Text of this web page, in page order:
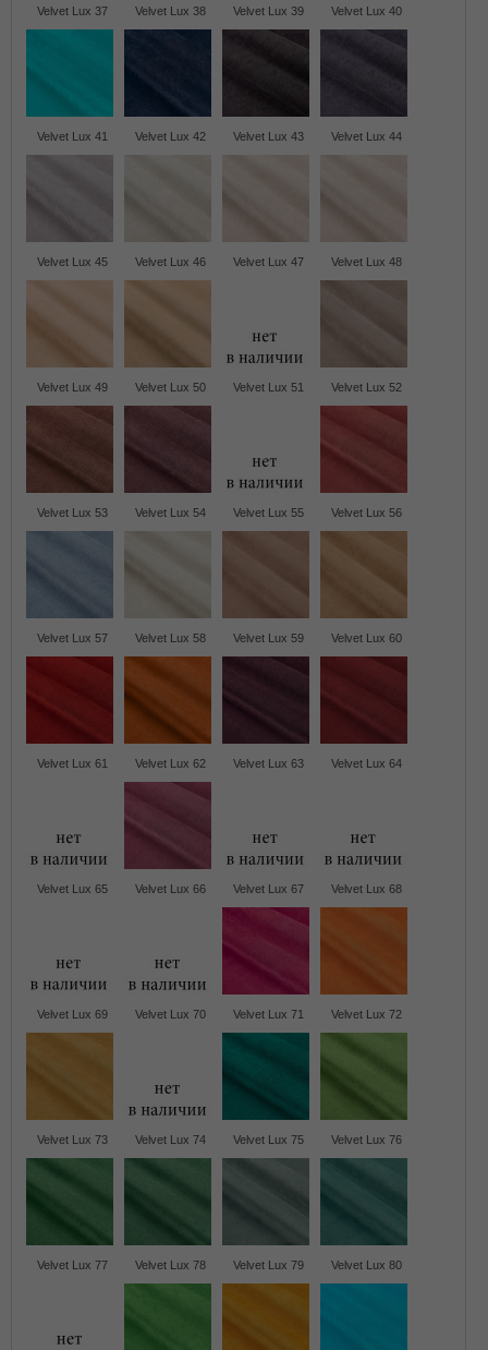
Velvet Lux 37 Velvet Lux 38 Velvet Lux 39 Velvet Lux 40
Velvet Lux 41 Velvet Lux 42 Velvet Lux 43 Velvet Lux 44
Velvet Lux 45 Velvet Lux 46 Velvet Lux 47 Velvet Lux 48
Velvet Lux 49 Velvet Lux 50 Velvet Lux 51 Velvet Lux 52
Velvet Lux 53 Velvet Lux 54 Velvet Lux 55 Velvet Lux 56
Velvet Lux 57 Velvet Lux 58 Velvet Lux 59 Velvet Lux 60
Velvet Lux 61 Velvet Lux 62 Velvet Lux 63 Velvet Lux 64
Velvet Lux 65 Velvet Lux 66 Velvet Lux 67 Velvet Lux 68
Velvet Lux 69 Velvet Lux 70 Velvet Lux 71 Velvet Lux 72
Velvet Lux 73 Velvet Lux 74 Velvet Lux 75 Velvet Lux 76
Velvet Lux 77 Velvet Lux 78 Velvet Lux 79 Velvet Lux 80